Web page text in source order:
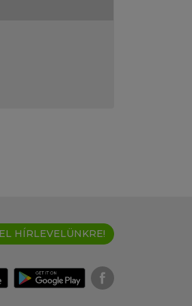
HÍRLEVELÜNKRE!